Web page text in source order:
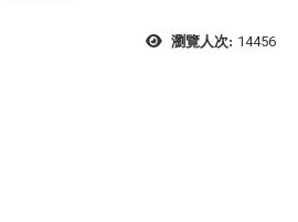
瀏覽人次: 14456